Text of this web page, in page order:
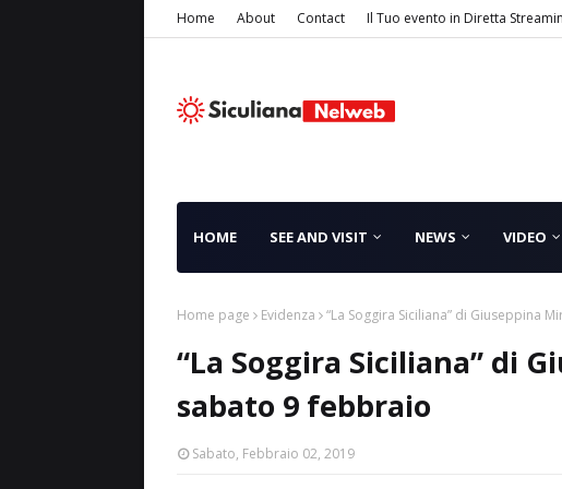
Home About Contact Il Tuo evento in Diretta
HOME SEE AND VISIT NEWS VIDEO
Home page Evidenza “La Soggira Siciliana” di Giuseppina
“La Soggira Siciliana” di
sabato 9 febbraio
Sabato, Febbraio 02, 2019